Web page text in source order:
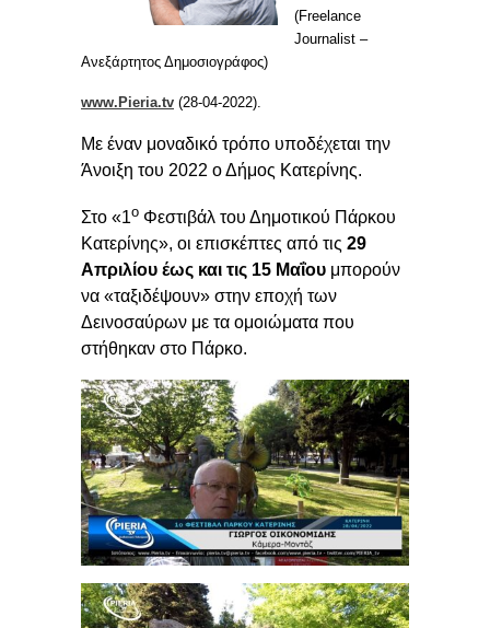
(Freelance
Journalist –
Ανεξάρτητος Δημοσιογράφος)
www.Pieria.tv (28-04-2022).
Με έναν μοναδικό τρόπο υποδέχεται την
Άνοιξη του 2022 ο Δήμος Κατερίνης.
Στο «1ο Φεστιβάλ του Δημοτικού Πάρκου
Κατερίνης», οι επισκέπτες από τις 29
Απριλίου έως και τις 15 Μαΐου μπορούν
να «ταξιδέψουν» στην εποχή των
Δεινοσαύρων με τα ομοιώματα που
στήθηκαν στο Πάρκο.